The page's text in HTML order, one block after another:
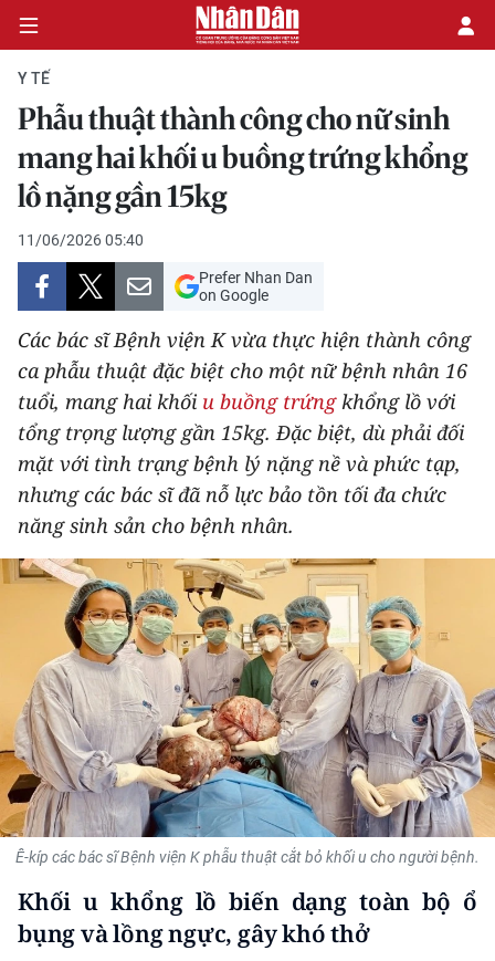
CHÍNH TRỊ
KINH TẾ
VĂN HÓA
XÃ HỘI
PHÁP LUẬT
DU LỊCH
THẾ GIỚI
THỂ THAO
GIÁO DỤC
KHOA HỌC - CÔNG NGHỆ
MÔI TRƯỜNG
BẠN ĐỌC
KIỂM CHỨNG THÔNG TIN
TRI THỨC CHUYÊN SÂU
54 DÂN TỘC VIỆT NAM
Y TẾ
Phẫu thuật thành công cho nữ sinh
mang hai khối u buồng trứng khổng
lồ nặng gần 15kg
11/06/2026 05:40
Prefer Nhan Dan
on Google
Các bác sĩ Bệnh viện K vừa thực hiện thành công
ca phẫu thuật đặc biệt cho một nữ bệnh nhân 16
tuổi, mang hai khối u buồng trứngkhổng lồ với
tổng trọng lượng gần 15kg. Đặc biệt, dù phải đối
mặt với tình trạng bệnh lý nặng nề và phức tạp,
nhưng các bác sĩ đã nỗ lực bảo tồn tối đa chức
năng sinh sản cho bệnh nhân.
Ê-kíp các bác sĩ Bệnh viện K phẫu thuật cắt bỏ khối u cho người bệnh.
Khối u khổng lồ biến dạng toàn bộ ổ
bụng và lồng ngực, gây khó thở